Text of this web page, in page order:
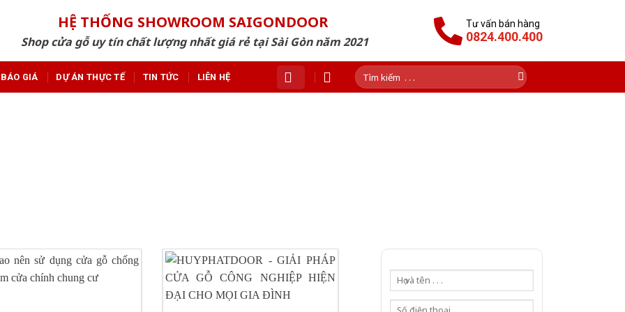
HỆ THỐNG SHOWROOM SAIGONDOOR
Shop cửa gỗ uy tín chất lượng nhất giá rẻ tại Sài Gòn năm 2021
Tư vấn bán hàng
0824.400.400
BÁO GIÁ DỰ ÁN THỰC TẾ TIN TỨC LIÊN HỆ
Tìm
kiếm: